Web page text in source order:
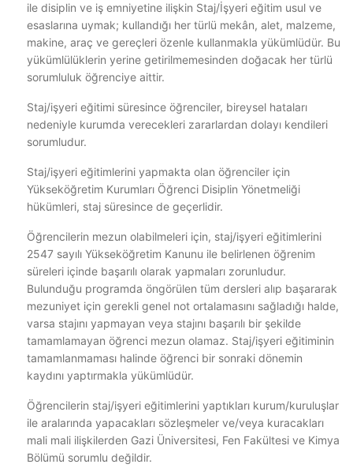
ile disiplin ve iş emniyetine ilişkin Staj/İşyeri eğitim usul ve
esaslarına uymak; kullandığı her türlü mekân, alet, malzeme,
makine, araç ve gereçleri özenle kullanmakla yükümlüdür. Bu
yükümlülüklerin yerine getirilmemesinden doğacak her türlü
sorumluluk öğrenciye aittir.
Staj/işyeri eğitimi süresince öğrenciler, bireysel hataları
nedeniyle kurumda verecekleri zararlardan dolayı kendileri
sorumludur.
Staj/işyeri eğitimlerini yapmakta olan öğrenciler için
Yükseköğretim Kurumları Öğrenci Disiplin Yönetmeliği
hükümleri, staj süresince de geçerlidir.
Öğrencilerin mezun olabilmeleri için, staj/işyeri eğitimlerini
2547 sayılı Yükseköğretim Kanunu ile belirlenen öğrenim
süreleri içinde başarılı olarak yapmaları zorunludur.
Bulunduğu programda öngörülen tüm dersleri alıp başararak
mezuniyet için gerekli genel not ortalamasını sağladığı halde,
varsa stajını yapmayan veya stajını başarılı bir şekilde
tamamlamayan öğrenci mezun olamaz. Staj/işyeri eğitiminin
tamamlanmaması halinde öğrenci bir sonraki dönemin
kaydını yaptırmakla yükümlüdür.
Öğrencilerin staj/işyeri eğitimlerini yaptıkları kurum/kuruluşlar
ile aralarında yapacakları sözleşmeler ve/veya kuracakları
mali mali ilişkilerden Gazi Üniversitesi, Fen Fakültesi ve Kimya
Bölümü sorumlu değildir.